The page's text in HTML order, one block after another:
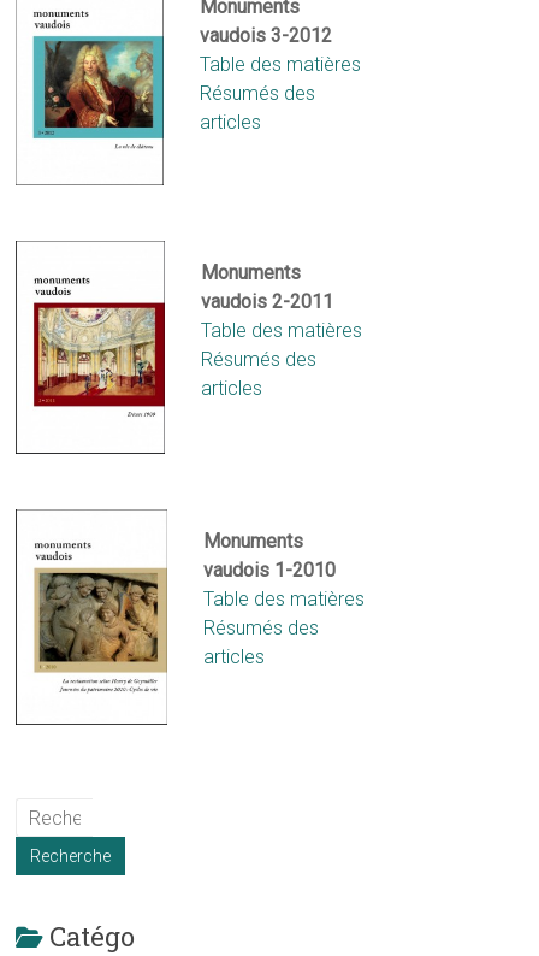
Monuments
vaudois 3-2012
Table des matières
Résumés des
articles
Monuments
vaudois 2-2011
Table des matières
Résumés des
articles
Monuments
vaudois 1-2010
Table des matières
Résumés des
articles
Catégo